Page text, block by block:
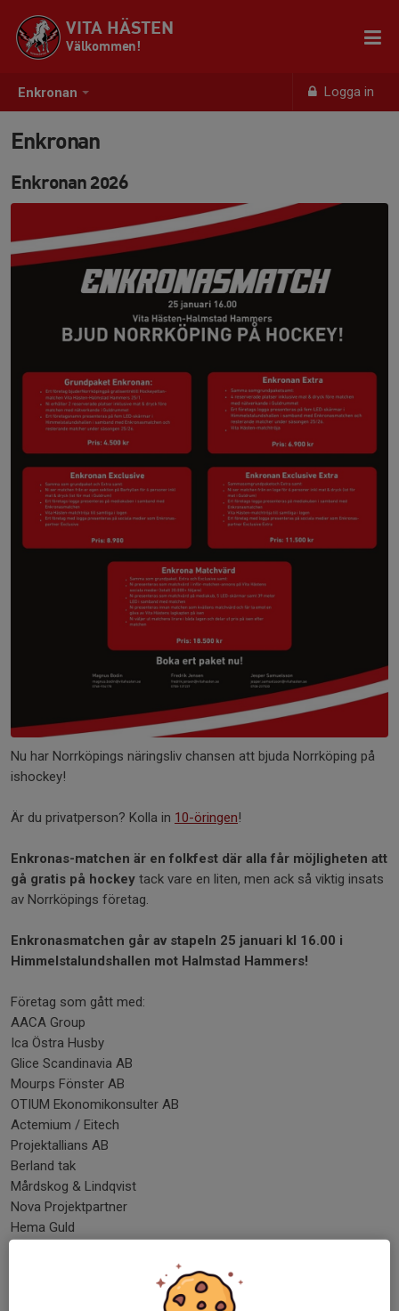
Enkronan Logga in
VITA HÄSTEN
Välkommen!
Enkronan
Enkronan 2026
Nu har Norrköpings näringsliv chansen att bjuda Norrköping på
ishockey!
Är du privatperson? Kolla in 10-öringen!
Enkronas-matchen är en folkfest där alla får möjligheten att
gå gratis på hockey tack vare en liten, men ack så viktig insats
av Norrköpings företag.
Enkronasmatchen går av stapeln 25 januari kl 16.00 i
Himmelstalundshallen mot Halmstad Hammers!
Företag som gått med:
AACA Group
Ica Östra Husby
Glice Scandinavia AB
Mourps Fönster AB
OTIUM Ekonomikonsulter AB
Actemium / Eitech
Projektallians AB
Berland tak
Mårdskog & Lindqvist
Nova Projektpartner
Hema Guld